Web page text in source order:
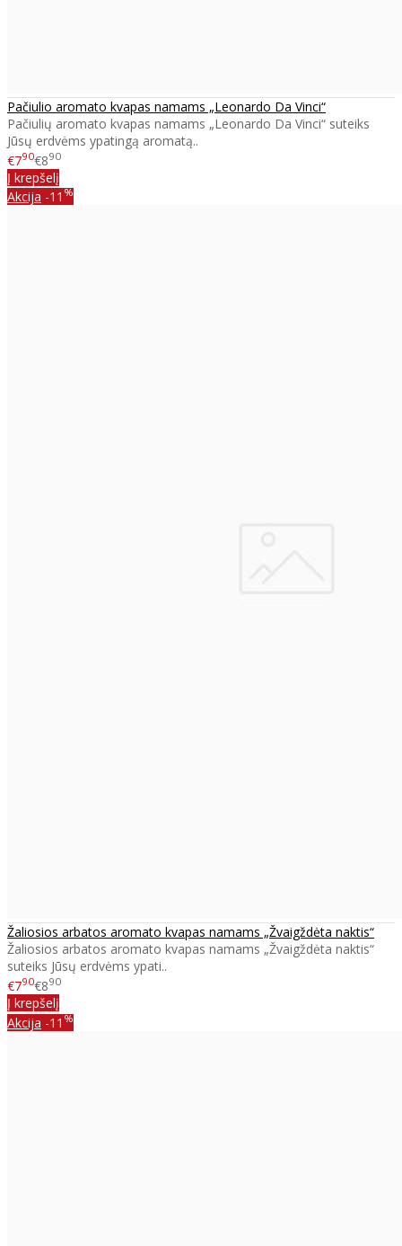
Pačiulio aromato kvapas namams „Leonardo Da Vinci“
Pačiulių aromato kvapas namams „Leonardo Da Vinci“ suteiks
Jūsų erdvėms ypatingą aromatą..
€790€890
Į krepšelį
Akcija -11 %
Žaliosios arbatos aromato kvapas namams „Žvaigždėta naktis“
Žaliosios arbatos aromato kvapas namams „Žvaigždėta naktis“
suteiks Jūsų erdvėms ypati..
€790€890
Į krepšelį
Akcija -11 %